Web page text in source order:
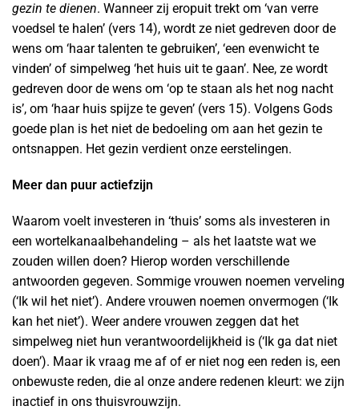
gezin te dienen. Wanneer zij eropuit trekt om ‘van verre
voedsel te halen’ (vers 14), wordt ze niet gedreven door de
wens om ‘haar talenten te gebruiken’, ‘een evenwicht te
vinden’ of simpelweg ‘het huis uit te gaan’. Nee, ze wordt
gedreven door de wens om ‘op te staan als het nog nacht
is’, om ‘haar huis spijze te geven’ (vers 15). Volgens Gods
goede plan is het niet de bedoeling om aan het gezin te
ontsnappen. Het gezin verdient onze eerstelingen.
Meer dan puur actiefzijn
Waarom voelt investeren in ‘thuis’ soms als investeren in
een wortelkanaalbehandeling – als het laatste wat we
zouden willen doen? Hierop worden verschillende
antwoorden gegeven. Sommige vrouwen noemen verveling
(‘Ik wil het niet’). Andere vrouwen noemen onvermogen (‘Ik
kan het niet’). Weer andere vrouwen zeggen dat het
simpelweg niet hun verantwoordelijkheid is (‘Ik ga dat niet
doen’). Maar ik vraag me af of er niet nog een reden is, een
onbewuste reden, die al onze andere redenen kleurt: we zijn
inactief in ons thuisvrouwzijn.